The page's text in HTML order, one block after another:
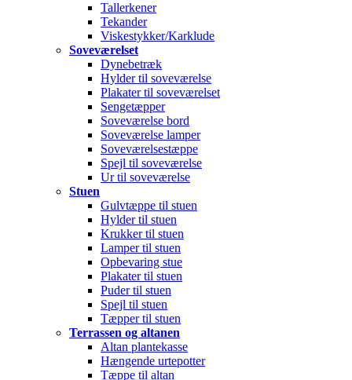
Tallerkener
Tekander
Viskestykker/Karklude
Soveværelset
Dynebetræk
Hylder til soveværelse
Plakater til soveværelset
Sengetæpper
Soveværelse bord
Soveværelse lamper
Soveværelsestæppe
Spejl til soveværelse
Ur til soveværelse
Stuen
Gulvtæppe til stuen
Hylder til stuen
Krukker til stuen
Lamper til stuen
Opbevaring stue
Plakater til stuen
Puder til stuen
Spejl til stuen
Tæpper til stuen
Terrassen og altanen
Altan plantekasse
Hængende urtepotter
Tæppe til altan